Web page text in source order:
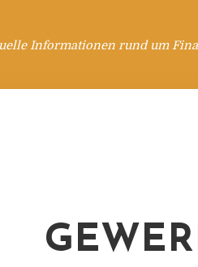
Informationen rund um